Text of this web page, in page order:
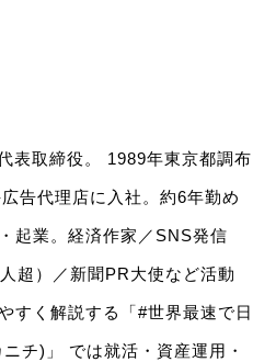
表取締役。 1989年東京都調布
告代理店に入社。約6年勤め
起業。経済作家／SNS発信
超）／新聞PR大使など活動
すく解説する「#世界最速で日
チ)」 では就活・資産運用・